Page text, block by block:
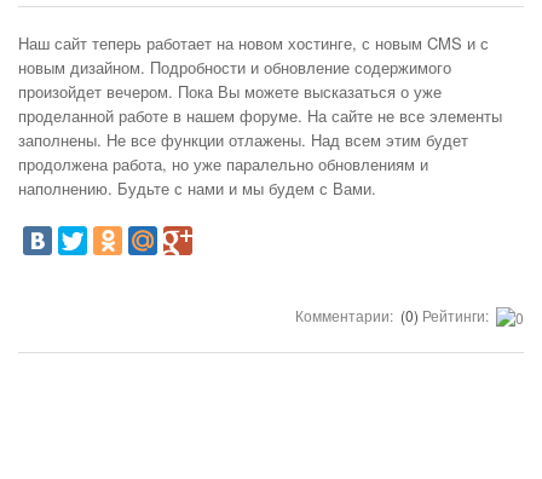
Наш сайт теперь работает на новом хостинге, с новым CMS и с
новым дизайном. Подробности и обновление содержимого
произойдет вечером. Пока Вы можете высказаться о уже
проделанной работе в нашем форуме. На сайте не все элементы
заполнены. Не все функции отлажены. Над всем этим будет
продолжена работа, но уже паралельно обновлениям и
наполнению. Будьте с нами и мы будем с Вами.
Комментарии: (0) Рейтинги: